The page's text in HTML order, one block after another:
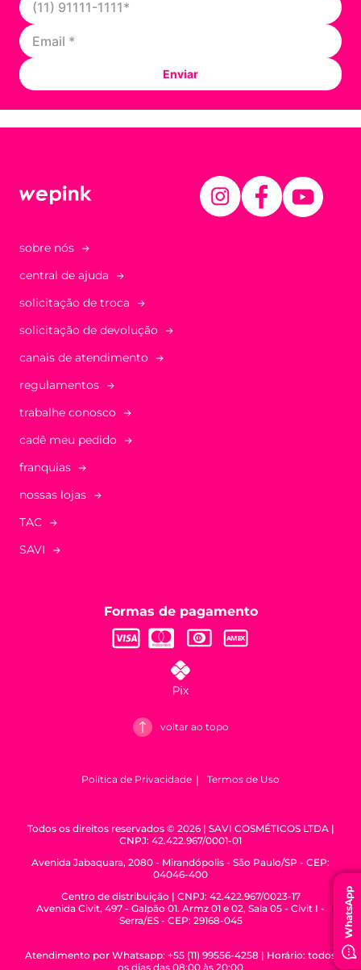
Enviar
sobre nós
central de ajuda
solicitação de troca
solicitação de devolução
canais de atendimento
regulamentos
trabalhe conosco
cadê meu pedido
franquias
nossas lojas
TAC
SAVI
Formas de pagamento
voltar ao topo
Política de Privacidade Termos de Uso
Todos os direitos reservados © 2026 | SAVI COSMÉTICOS LTDA |
CNPJ: 42.422.967/0001-01
Avenida Jabaquara, 2080 - Mirandópolis - São Paulo/SP - CEP:
04046-400
Centro de distribuição | CNPJ: 42.422.967/0023-17
Avenida Civit, 497 - Galpão 01. Armz 01 e 02, Sala 05 - Civit I -
Serra/ES - CEP: 29168-045
Atendimento por Whatsapp: +55 (11) 99556-4258 | Horário: todos
os dias das 08:00 às 20:00
WhatsApp